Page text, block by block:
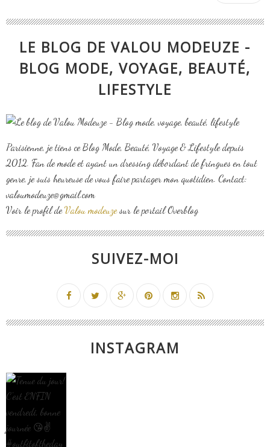
LE BLOG DE VALOU MODEUZE -
BLOG MODE, VOYAGE, BEAUTÉ,
LIFESTYLE
Parisienne, je tiens ce Blog Mode, Beauté, Voyage & Lifestyle depuis
2012. Fan de mode et ayant un dressing débordant de fringues en tout
genre, je suis heureuse de vous faire partager mon quotidien. Contact:
valoumodeuze@gmail.com
Voir le profil deValou modeuzesur le portail Overblog
SUIVEZ-MOI
INSTAGRAM